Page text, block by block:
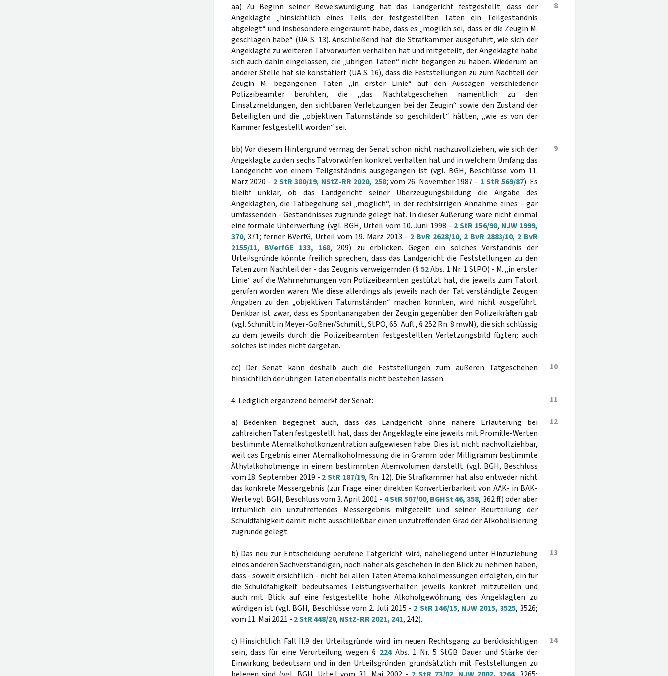
8
aa) Zu Beginn seiner Beweiswürdigung hat das Landgericht festgestellt, dass der
Angeklagte „hinsichtlich eines Teils der festgestellten Taten ein Teilgeständnis
abgelegt“ und insbesondere eingeräumt habe, dass es „möglich sei, dass er die Zeugin M.
geschlagen habe“ (UA S. 13). Anschließend hat die Strafkammer ausgeführt, wie sich der
Angeklagte zu weiteren Tatvorwürfen verhalten hat und mitgeteilt, der Angeklagte habe
sich auch dahin eingelassen, die „übrigen Taten“ nicht begangen zu haben. Wiederum an
anderer Stelle hat sie konstatiert (UA S. 16), dass die Feststellungen zu zum Nachteil der
Zeugin M. begangenen Taten „in erster Linie“ auf den Aussagen verschiedener
Polizeibeamter beruhten, die „das Nachtatgeschehen namentlich zu den
Einsatzmeldungen, den sichtbaren Verletzungen bei der Zeugin“ sowie den Zustand der
Beteiligten und die „objektiven Tatumstände so geschildert“ hätten, „wie es von der
Kammer festgestellt worden“ sei.
9
bb) Vor diesem Hintergrund vermag der Senat schon nicht nachzuvollziehen, wie sich der
Angeklagte zu den sechs Tatvorwürfen konkret verhalten hat und in welchem Umfang das
Landgericht von einem Teilgeständnis ausgegangen ist (vgl. BGH, Beschlüsse vom 11.
März 2020 - 2 StR 380/19, NStZ-RR 2020, 258; vom 26. November 1987 - 1 StR 569/87). Es
bleibt unklar, ob das Landgericht seiner Überzeugungsbildung die Angabe des
Angeklagten, die Tatbegehung sei „möglich“, in der rechtsirrigen Annahme eines - gar
umfassenden - Geständnisses zugrunde gelegt hat. In dieser Äußerung wäre nicht einmal
eine formale Unterwerfung (vgl. BGH, Urteil vom 10. Juni 1998 - 2 StR 156/98, NJW 1999,
370, 371; ferner BVerfG, Urteil vom 19. März 2013 - 2 BvR 2628/10, 2 BvR 2883/10, 2 BvR
2155/11, BVerfGE 133, 168, 209) zu erblicken. Gegen ein solches Verständnis der
Urteilsgründe könnte freilich sprechen, dass das Landgericht die Feststellungen zu den
Taten zum Nachteil der - das Zeugnis verweigernden (§ 52Abs. 1 Nr. 1 StPO) - M. „in erster
Linie“ auf die Wahrnehmungen von Polizeibeamten gestützt hat, die jeweils zum Tatort
gerufen worden waren. Wie diese allerdings als jeweils nach der Tat verständigte Zeugen
Angaben zu den „objektiven Tatumständen“ machen konnten, wird nicht ausgeführt.
Denkbar ist zwar, dass es Spontanangaben der Zeugin gegenüber den Polizeikräften gab
(vgl. Schmitt in Meyer-Goßner/Schmitt, StPO, 65. Aufl., § 252 Rn. 8 mwN), die sich schlüssig
zu dem jeweils durch die Polizeibeamten festgestellten Verletzungsbild fügten; auch
solches ist indes nicht dargetan.
10
cc) Der Senat kann deshalb auch die Feststellungen zum äußeren Tatgeschehen
hinsichtlich der übrigen Taten ebenfalls nicht bestehen lassen.
11
4. Lediglich ergänzend bemerkt der Senat:
12
a) Bedenken begegnet auch, dass das Landgericht ohne nähere Erläuterung bei
zahlreichen Taten festgestellt hat, dass der Angeklagte eine jeweils mit Promille-Werten
bestimmte Atemalkoholkonzentration aufgewiesen habe. Dies ist nicht nachvollziehbar,
weil das Ergebnis einer Atemalkoholmessung die in Gramm oder Milligramm bestimmte
Äthylalkoholmenge in einem bestimmten Atemvolumen darstellt (vgl. BGH, Beschluss
vom 18. September 2019 - 2 StR 187/19, Rn. 12). Die Strafkammer hat also entweder nicht
das konkrete Messergebnis (zur Frage einer direkten Konvertierbarkeit von AAK- in BAK-
Werte vgl. BGH, Beschluss vom 3. April 2001 -4 StR 507/00, BGHSt 46, 358, 362 ff.) oder aber
irrtümlich ein unzutreffendes Messergebnis mitgeteilt und seiner Beurteilung der
Schuldfähigkeit damit nicht ausschließbar einen unzutreffenden Grad der Alkoholisierung
zugrunde gelegt.
13
b) Das neu zur Entscheidung berufene Tatgericht wird, naheliegend unter Hinzuziehung
eines anderen Sachverständigen, noch näher als geschehen in den Blick zu nehmen haben,
dass - soweit ersichtlich - nicht bei allen Taten Atemalkoholmessungen erfolgten, ein für
die Schuldfähigkeit bedeutsames Leistungsverhalten jeweils konkret mitzuteilen und
auch mit Blick auf eine festgestellte hohe Alkoholgewöhnung des Angeklagten zu
würdigen ist (vgl. BGH, Beschlüsse vom 2. Juli 2015 - 2 StR 146/15, NJW 2015, 3525, 3526;
vom 11. Mai 2021 - 2 StR 448/20, NStZ-RR 2021, 241, 242).
14
c) Hinsichtlich Fall II.9 der Urteilsgründe wird im neuen Rechtsgang zu berücksichtigen
sein, dass für eine Verurteilung wegen § 224Abs. 1 Nr. 5 StGB Dauer und Stärke der
Einwirkung bedeutsam und in den Urteilsgründen grundsätzlich mit Feststellungen zu